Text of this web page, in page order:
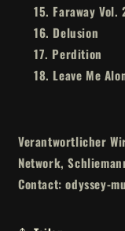
15. Faraway Vol.
16. Delusion
17. Perdition
18. Leave Me
Verantwortlicher
Network,
Contact: odyssey-